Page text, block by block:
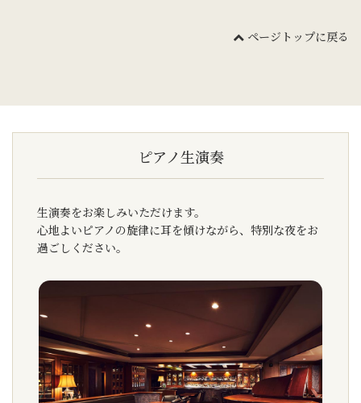
ページトップに戻る
ピアノ生演奏
生演奏をお楽しみいただけます。
心地よいピアノの旋律に耳を傾けながら、特別な夜をお
過ごしください。